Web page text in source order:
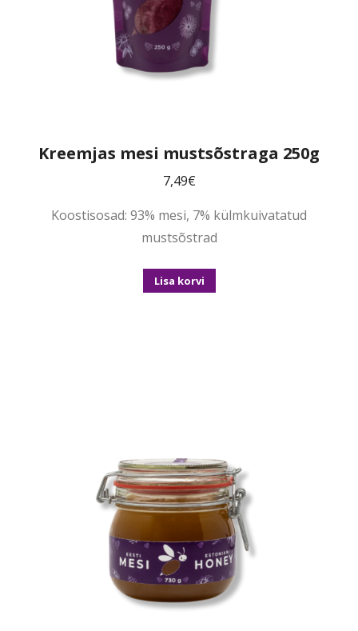
Kreemjas mesi mustsõstraga 250g
7,49€
Koostisosad: 93% mesi, 7% külmkuivatatud
mustsõstrad
Lisa korvi